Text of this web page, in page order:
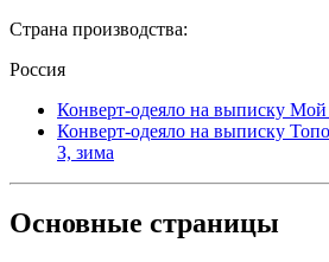
Страна производства:
Россия
Конверт-одеяло на выписку
Конверт-одеяло на выписку
З, зима
Основные страницы